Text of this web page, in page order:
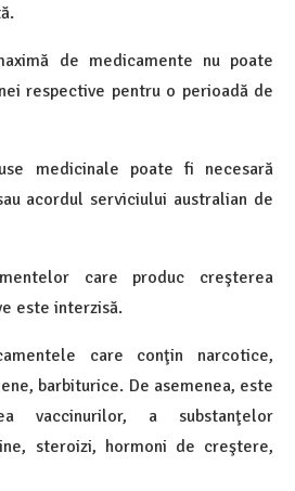
de medicamente nu poate
respective pentru o perioadă de
medicinale poate fi necesară
acordul serviciului australian de
care produc creşterea
este interzisă.
care conţin narcotice,
barbiturice. De asemenea, este
vaccinurilor, a substanţelor
steroizi, hormoni de creştere,